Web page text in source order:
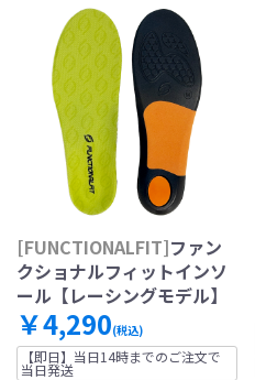
[FUNCTIONALFIT]ファン
クショナルフィットインソ
ール【レーシングモデル】
￥4,290(税込)
【即日】当日14時までのご注文で
当日発送